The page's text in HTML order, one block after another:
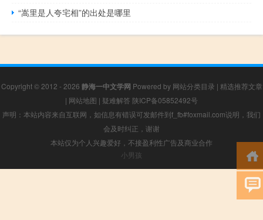
“嵩里是人夸宅相”的出处是哪里
Copyright © 2012 - 2026 静海一中文学网 Powered by 网站分类目录 | 精选推荐文章
| 网站地图 | 疑难解答 陕ICP备05852492号
声明：本站内容来自互联网，如信息有错误可发邮件到f_fb#foxmail.com说明，我们
会及时纠正，谢谢
本站仅为个人兴趣爱好，不接盈利性广告及商业合作
小男孩